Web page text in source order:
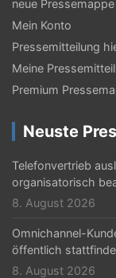
-
N
a
v
i
g
a
t
i
o
neue
Mein Konto
Pressemitteilung
Meine
Premium
Neuste
Telefonvertrieb
organisatorisch
8. August 2026
Omnichannel-
öffentlich
8. August 2026